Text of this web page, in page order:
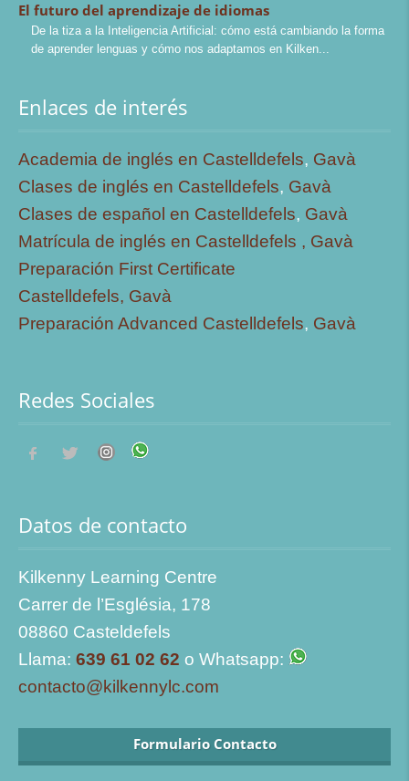
El futuro del aprendizaje de idiomas
De la tiza a la Inteligencia Artificial: cómo está cambiando la forma
de aprender lenguas y cómo nos adaptamos en Kilken
Enlaces de interés
Academia de inglés en Castelldefels, Gavà
Clases de inglés en Castelldefels, Gavà
Clases de español en Castelldefels, Gavà
Matrícula de inglés en Castelldefels , Gavà
Preparación First Certificate
Castelldefels, Gavà
Preparación Advanced Castelldefels, Gavà
Redes Sociales
Datos de contacto
Kilkenny Learning Centre
Carrer de l’Església, 178
08860 Casteldefels
Llama: 639 61 02 62 o Whatsapp:
contacto@kilkennylc.com
Formulario Contacto